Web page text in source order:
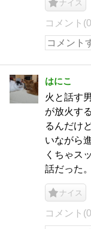
ナイス
コメント
はにこ
火と話す
が放火す
るんだけ
いながら
くちゃス
話だった。
ナイス
コメント